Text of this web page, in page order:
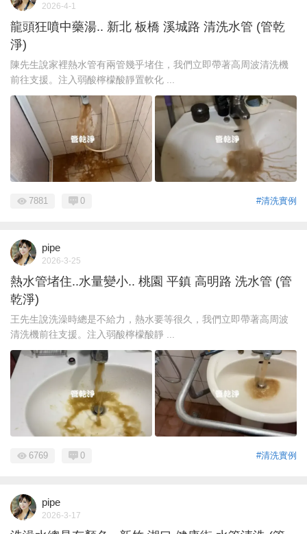
2026-4-1
龍頭狂噴中藥湯.. 新北 板橋 溪城路 清洗水管 (管乾
淨)
陳先生說家裡熱水管有兩管幾乎堵住，我們立即帶著高周波清洗機
前往支援。注入弱酸檸檬酸靜置軟化 ...
#清洗實例
7881 0
pipe
2026-3-25
熱水管堵住..水量變小.. 桃園 平鎮 高明路 洗水管 (管
乾淨)
王先生說洗澡時總是不給力，熱水要等很久，我們立即帶著高周波
清洗機前往支援。注入弱酸檸檬酸靜 ...
#清洗實例
6769 0
pipe
2026-3-17